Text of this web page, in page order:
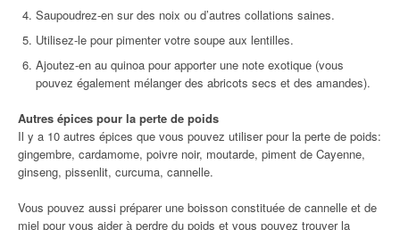
Saupoudrez-en sur des noix ou d’autres collations saines.
Utilisez-le pour pimenter votre soupe aux lentilles.
Ajoutez-en au quinoa pour apporter une note exotique (vous
pouvez également mélanger des abricots secs et des amandes).
Autres épices pour la perte de poids
Il y a 10 autres épices que vous pouvez utiliser pour la perte de poids:
gingembre, cardamome, poivre noir, moutarde, piment de Cayenne,
ginseng, pissenlit, curcuma, cannelle.
Vous pouvez aussi préparer une boisson constituée de cannelle et de
miel pour vous aider à perdre du poids et vous pouvez trouver la